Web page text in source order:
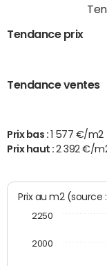
Tendance prix
Tendance ventes
Prix bas :
1 577 €/m2
Prix haut :2 392 €/
Prix au m2
2000
2250